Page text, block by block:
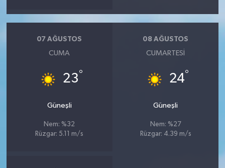
07 AĞUSTOS
CUMA
23°
Güneşli
Nem: %32
Rüzgar: 5.11 m/s
08 AĞUSTOS
CUMARTESI
24°
Güneşli
Nem: %27
Rüzgar: 4.39 m/s